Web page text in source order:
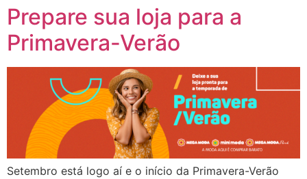
Prepare sua loja para a
Primavera-Verão
Setembro está logo aí e o início da Primavera-Verão